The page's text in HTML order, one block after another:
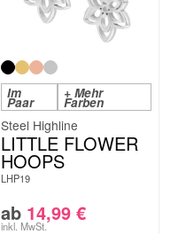
Im
Paar
+ Mehr
Farben
Steel Highline
LITTLE FLOWER
HOOPS
LHP19
ab 14,99 €
inkl. MwSt.